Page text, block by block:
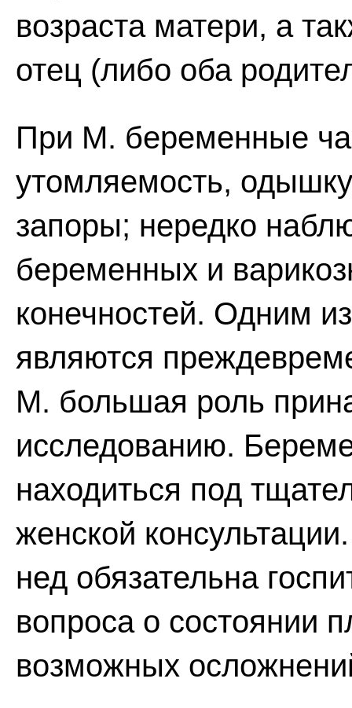
возраста матери, а
отец (либо оба
При М. беременные
утомляемость,
запоры; нередко
беременных и
конечностей. Одним
являются
М. большая роль
исследованию.
находиться под
женской
нед обязательна
вопроса о состоянии
возможных